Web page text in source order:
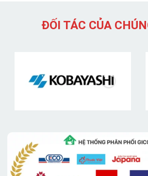
ĐỐI TÁC CỦA